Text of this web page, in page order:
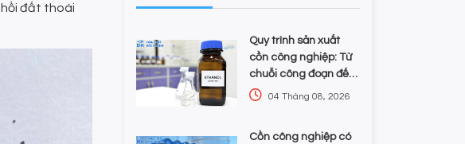
đất thoái
Quy trình sản xuất
cồn công nghiệp: Từ
chuỗi công đoạn đến
kiểm soát tạp chất và
04 Tháng 08, 2026
Cồn công nghiệp có